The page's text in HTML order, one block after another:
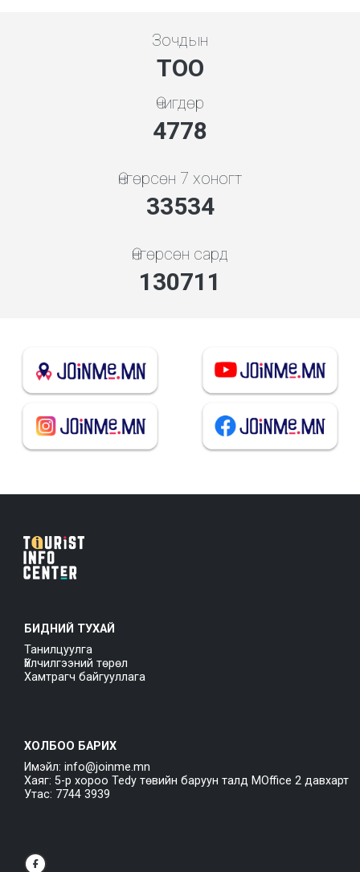
Зочдын
ТОО
Өчигдөр
5119
Өнгөрсөн 7 хоногт
35929
Өнгөрсөн сард
140047
БИДНИЙ ТУХАЙ
Танилцуулга
Үйлчилгээний төрөл
Хамтрагч байгууллага
ХОЛБОО БАРИХ
Имэйл: info@joinme.mn
Хаяг: 5-р хороо Tedy төвийн баруун талд MOffice 2 давхарт
Утас: 7744 3939